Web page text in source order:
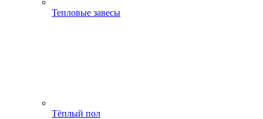
Тепловые завесы
Тёплый пол